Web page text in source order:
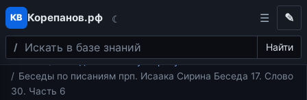
Перейти к содержимому
КВ Корепанов.рф ☾
Поиск Найти
✎
Главная
Беседы по Исааку Сирину
Беседы по писаниям прп. Исаака Сирина Беседа 17. Слово
30. Часть 6